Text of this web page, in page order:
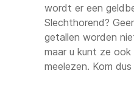
wordt er een
Slechthorend?
getallen worden
maar u kunt ze ook
meelezen. Kom